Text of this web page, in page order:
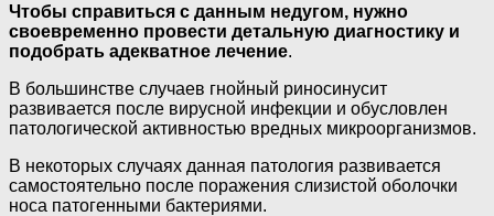
Чтобы справиться с данным недугом, нужно
своевременно провести детальную диагностику и
подобрать адекватное лечение.
В большинстве случаев гнойный риносинусит
развивается после вирусной инфекции и обусловлен
патологической активностью вредных микроорганизмов.
В некоторых случаях данная патология развивается
самостоятельно после поражения слизистой оболочки
носа патогенными бактериями.